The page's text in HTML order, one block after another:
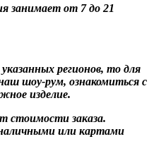
занимает от 7 до 21
регионов, то для
шоу-рум, ознакомиться с
изделие.
стоимости заказа.
или картами